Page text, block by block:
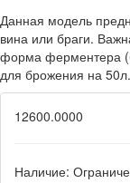
Данная модель
вина или браги.
форма ферментера
для брожения на
12600.0000
Наличие: